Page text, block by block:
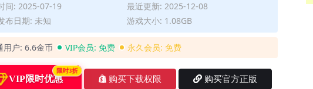
间: 2025-07-19
最近更新: 2025-12-08
布日期: 未知
游戏大小: 1.08GB
用户: 6.6金币 VIP会员: 免费 永久会员: 免费
VIP限时优惠
限时3折
购买下载权限 购买官方正版